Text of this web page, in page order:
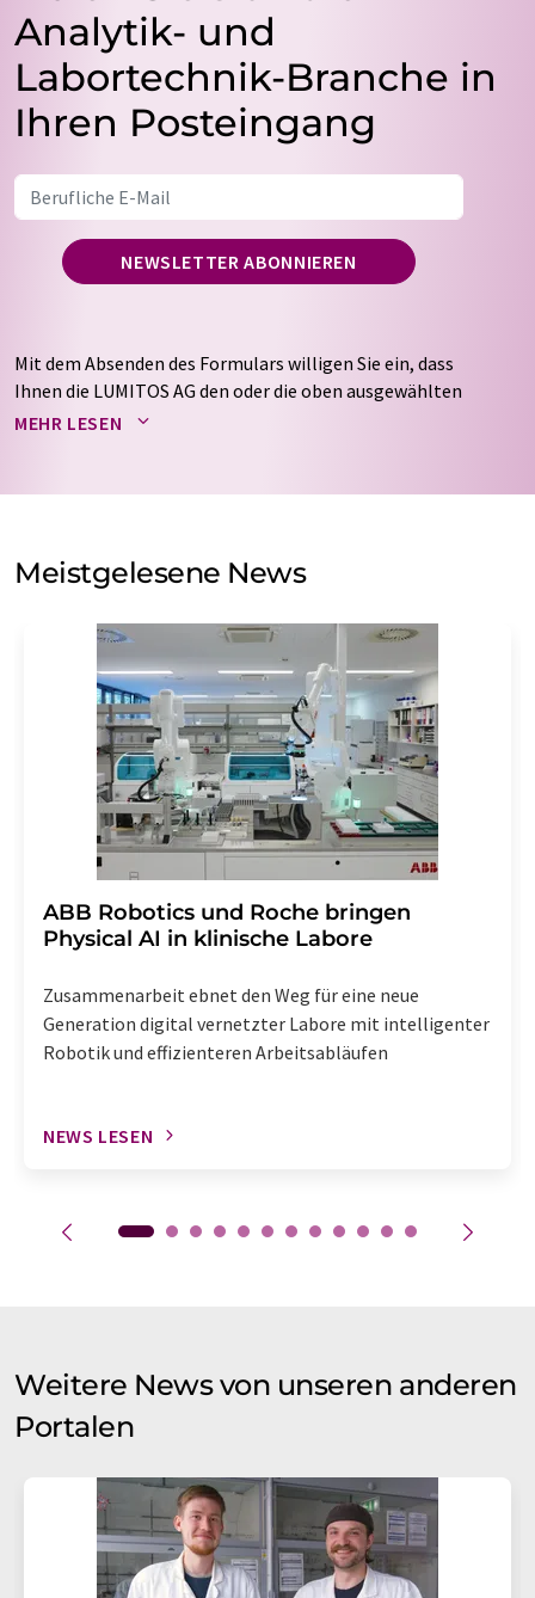
Analytik- und
Labortechnik-Branche in
Ihren Posteingang
NEWSLETTER ABONNIEREN
Mit dem Absenden des Formulars willigen Sie ein, dass
Ihnen die LUMITOS AG den oder die oben ausgewählten
Newsletter per E-Mail zusendet. Ihre Daten werden
auf Basis unsererDatenschutzerklärung. LUMITOS darf
Meinungsforschung per E-Mail kontaktieren. Ihre
Einwilligung können Sie jederzeit ohne Angabe von
Str. 2, 12489 Berlin oder per E-Mail unter
widerruf@lumitos.commit Wirkung für die Zukunft
widerrufen. Zudem ist in jeder E-Mail ein Link zur
Abbestellung des entsprechenden Newsletters
enthalten.
MEHR LESEN
Meistgelesene News
​​​​​​​ABB Robotics und Roche bringen
Physical AI in klinische Labore
Zusammenarbeit ebnet den Weg für eine neue
Generation digital vernetzter Labore mit intelligenter
Robotik und effizienteren Arbeitsabläufen
NEWS LESEN
Weitere News von unseren anderen
Portalen